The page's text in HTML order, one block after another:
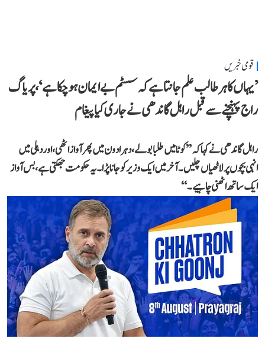
قومی خبریں
’یہاں کا ہر طالب علم جانتا ہے کہ سسٹم بے ایمان ہو چکا ہے‘، پریاگ
راج پہنچنے سے قبل راہل گاندھی نے جاری کیا پیغام
راہل گاندھی نے کہا کہ ’’کوٹا میں طلبا بولے، دہرادون میں پھر آواز اٹھی، اور دہلی میں
انہی بچوں پر لاٹھیاں چلیں۔ آخر میں ایک وزیر کو جانا پڑا۔ یہ حکومت جھکتی ہے، بس آواز
ایک ساتھ اٹھنی چاہیے۔‘‘